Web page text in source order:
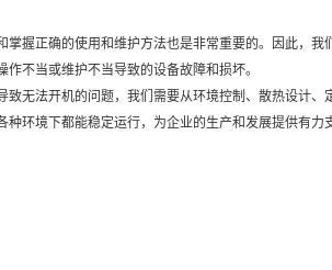
握正确的使用和维护方法也是非常重要的。因此，
不当或维护不当导致的设备故障和损坏。
致无法开机的问题，我们需要从环境控制、散热设计
环境下都能稳定运行，为企业的生产和发展提供有力